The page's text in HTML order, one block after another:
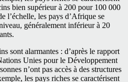
bien supérieur à 200 pour 100 000
l’échelle, les pays d’Afrique se
généralement inférieur à 20
sont alarmantes : d’après le rapport
Unies pour le Développement
n’ont pas accès à des structures
les pays riches se caractérisent